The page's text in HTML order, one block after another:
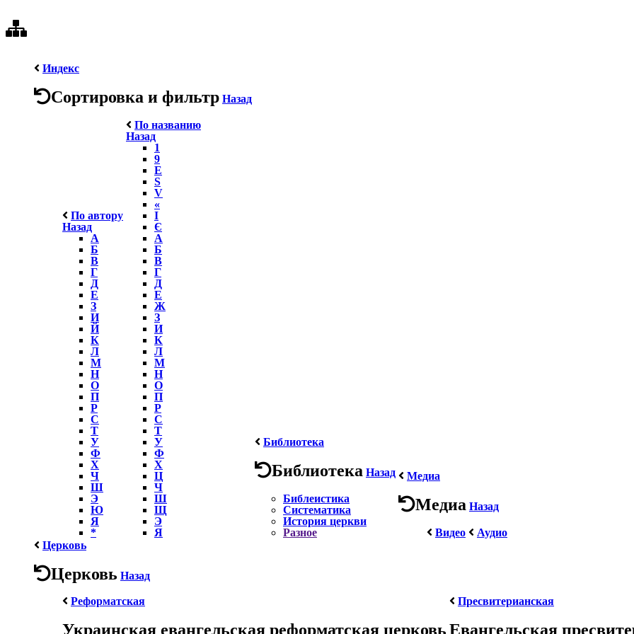
Индекс
Сортировка и фильтр Назад
По автору
Назад
А
Б
В
Г
Д
Е
З
И
Й
К
Л
М
Н
О
П
Р
С
Т
У
Ф
Х
Ч
Ш
Э
Ю
Я
*
По названию
Назад
1
9
E
S
V
«
І
Є
А
Б
В
Г
Д
Е
Ж
З
И
К
Л
М
Н
О
П
Р
С
Т
У
Ф
Х
Ц
Ч
Ш
Щ
Э
Я
Библиотека
Библиотека Назад
Библеистика
Систематика
История церкви
Разное
Медиа
Медиа Назад
Видео
Аудио
Церковь
Церковь Назад
Реформатская
Украинская евангельская реформатская церковь
Пресвитерианская
Евангельская